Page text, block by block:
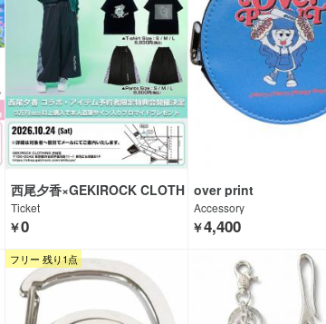
西尾夕香×GEKIROCK CLOTH
ING
Ticket
￥0
over print
Accessory
￥4,400
フリー 残り1点